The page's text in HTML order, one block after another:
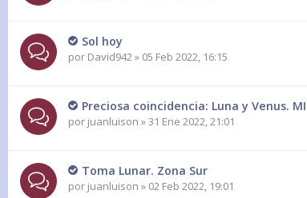
Sol hoy
por David942» 05 Feb 2022, 16:15
Preciosa coincidencia: Luna y Venus.
por juanluison » 31 Ene 2022, 21:01
Toma Lunar. Zona Sur
por juanluison » 02 Feb 2022, 19:01